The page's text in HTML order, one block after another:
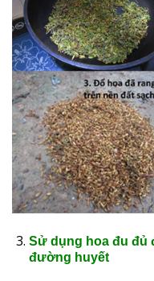
Sử dụng hoa đu đủ
đường huyết